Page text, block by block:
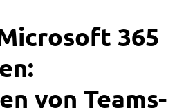
365
von Teams-